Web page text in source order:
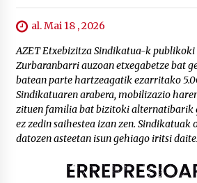
al. Mai 18 , 2026
AZET Etxebizitza Sindikatua-k
Zurbaranbarri auzoan etxegabetze bat
batean parte hartzeagatik ezarritako
Sindikatuaren arabera, mobilizazio
zituen familia bat bizitoki alternatibarik
ez zedin saihestea izan zen. Sindikatuak
datozen asteetan isun gehiago iritsi